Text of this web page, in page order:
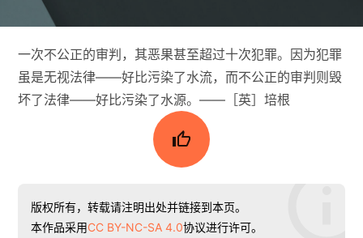
一次不公正的审判，其恶果甚至超过十次犯罪。因为犯罪
虽是无视法律——好比污染了水流，而不公正的审判则毁
坏了法律——好比污染了水源。——［英］培根

版权所有，转载请注明出处并链接到本页。
本作品采用CC BY-NC-SA 4.0协议进行许可。